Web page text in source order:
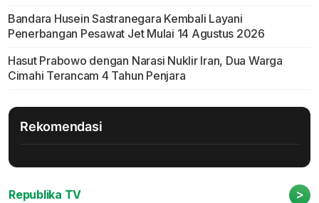
Bandara Husein Sastranegara Kembali Layani
Penerbangan Pesawat Jet Mulai 14 Agustus 2026
Hasut Prabowo dengan Narasi Nuklir Iran, Dua Warga
Cimahi Terancam 4 Tahun Penjara
Rekomendasi
Republika TV >